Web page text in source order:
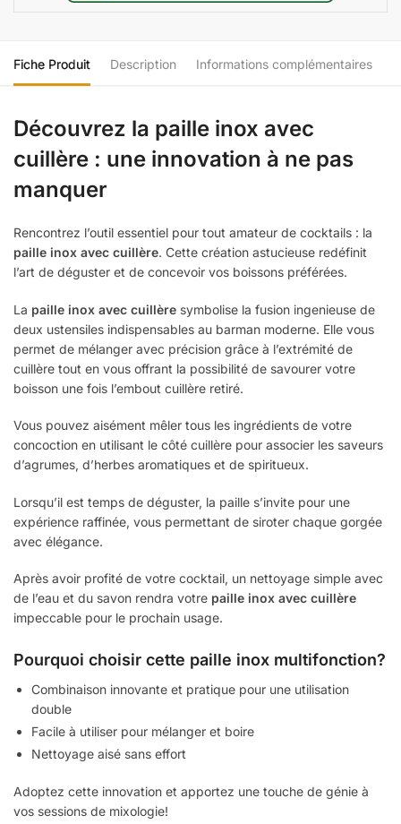
Fiche Produit Description Informations complémentaires
Découvrez la paille inox avec
cuillère : une innovation à ne pas
manquer
Rencontrez l’outil essentiel pour tout amateur de cocktails : la
paille inox avec cuillère. Cette création astucieuse redéfinit
l’art de déguster et de concevoir vos boissons préférées.
La paille inox avec cuillère symbolise la fusion ingenieuse de
deux ustensiles indispensables au barman moderne. Elle vous
permet de mélanger avec précision grâce à l’extrémité de
cuillère tout en vous offrant la possibilité de savourer votre
boisson une fois l’embout cuillère retiré.
Vous pouvez aisément mêler tous les ingrédients de votre
concoction en utilisant le côté cuillère pour associer les saveurs
d’agrumes, d’herbes aromatiques et de spiritueux.
Lorsqu’il est temps de déguster, la paille s’invite pour une
expérience raffinée, vous permettant de siroter chaque gorgée
avec élégance.
Après avoir profité de votre cocktail, un nettoyage simple avec
de l’eau et du savon rendra votre paille inox avec cuillère
impeccable pour le prochain usage.
Pourquoi choisir cette paille inox multifonction?
Combinaison innovante et pratique pour une utilisation
double
Facile à utiliser pour mélanger et boire
Nettoyage aisé sans effort
Adoptez cette innovation et apportez une touche de génie à
vos sessions de mixologie!